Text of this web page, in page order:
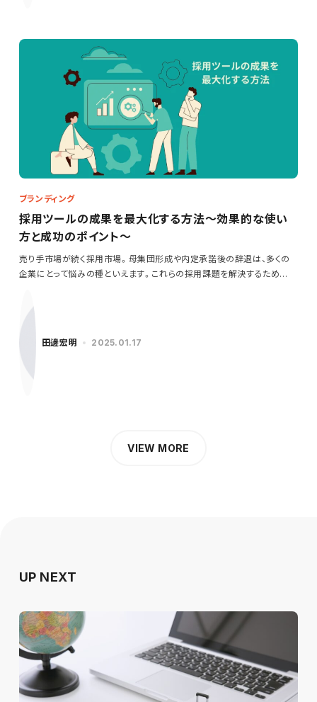
ブランディング
採用ツールの成果を最大化する方法～効果的な使い
方と成功のポイント～
売り手市場が続く採用市場。母集団形成や内定承諾後の辞退は、多くの
企業にとって悩みの種といえます。これらの採用課題を解決するため
田邊宏明 2025.01.17
VIEW MORE
UP NEXT